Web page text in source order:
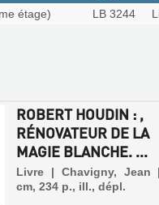
étage) LB 3244
ROBERT HOUDIN : ,
RÉNOVATEUR DE LA
MAGIE BLANCHE. ...
Livre | Chavigny, Jean
cm, 234 p., ill., dépl.